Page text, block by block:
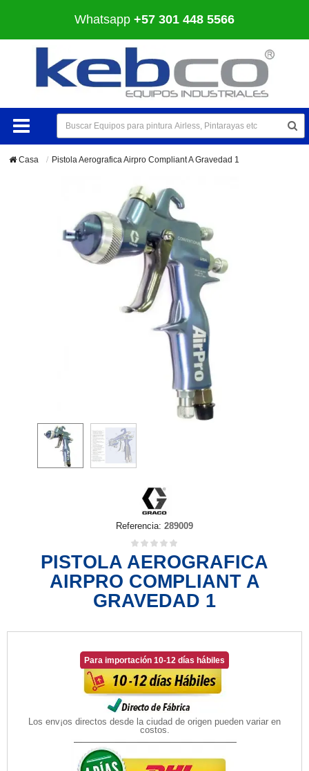
Whatsapp +57 301 448 5566
Casa Pistola Aerografica Airpro Compliant A Gravedad 1
Referencia: 289009
PISTOLA AEROGRAFICA
AIRPRO COMPLIANT A
GRAVEDAD 1
Para importación 10-12 días hábiles
Los env¡os directos desde la ciudad de origen pueden variar en
costos.